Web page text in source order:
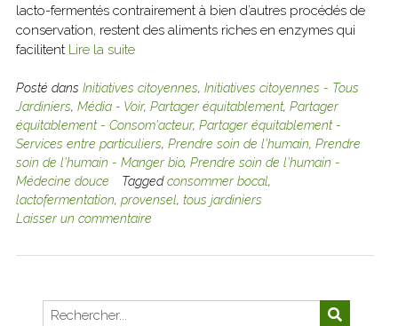
lacto-fermentés contrairement à bien d’autres procédés de
conservation, restent des aliments riches en enzymes qui
facilitent Lire la suite
Posté dans Initiatives citoyennes, Initiatives citoyennes - Tous
Jardiniers, Média - Voir, Partager équitablement, Partager
équitablement - Consom'acteur, Partager équitablement -
Services entre particuliers, Prendre soin de l'humain, Prendre
soin de l'humain - Manger bio, Prendre soin de l'humain -
Médecine douce
Taggedconsommer bocal,
lactofermentation, provensel, tous jardiniers
Laisser un commentaire